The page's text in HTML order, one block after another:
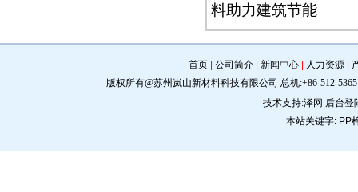
料助力建筑节能
首页| 公司简介| 新闻中心| 人力资源|
版权所有@苏州岚山新材料科技有限公司 总机:+86-512-5365
技术支持:泽网 后台登
本站关键字: PP